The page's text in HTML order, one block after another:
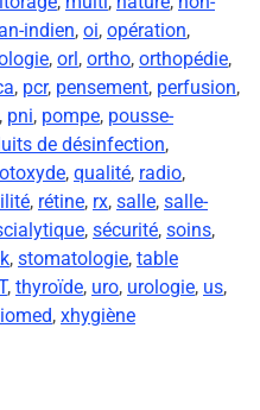
indien, oi, opération,
, orl , ortho, orthopédie,
, pcr, pensement, perfusion,
, pni, pompe, pousse-
de désinfection,
, qualité, radio,
, rétine, rx, salle, salle-
, sécurité, soins,
, stomatologie, table
, thyroïde, uro, urologie, us,
, xhygiène